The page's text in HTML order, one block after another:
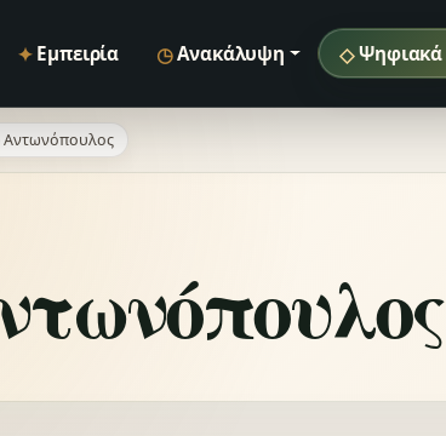
✦ Εμπειρία ◷Ανακάλυψη ◇ Ψηφιακά